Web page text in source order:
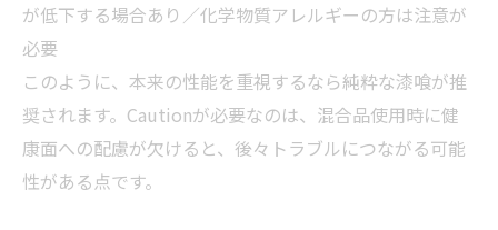
が低下する場合あり／化学物質アレルギーの方は注意が
必要
このように、本来の性能を重視するなら純粋な漆喰が推
奨されます。Cautionが必要なのは、混合品使用時に健
康面への配慮が欠けると、後々トラブルにつながる可能
性がある点です。